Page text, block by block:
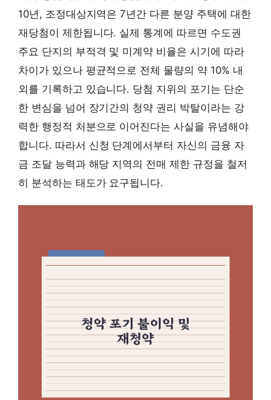
10년, 조정대상지역은 7년간 다른 분양 주택에 대한
재당첨이 제한됩니다. 실제 통계에 따르면 수도권
주요 단지의 부적격 및 미계약 비율은 시기에 따라
차이가 있으나 평균적으로 전체 물량의 약 10% 내
외를 기록하고 있습니다. 당첨 지위의 포기는 단순
한 변심을 넘어 장기간의 청약 권리 박탈이라는 강
력한 행정적 처분으로 이어진다는 사실을 유념해야
합니다. 따라서 신청 단계에서부터 자신의 금융 자
금 조달 능력과 해당 지역의 전매 제한 규정을 철저
히 분석하는 태도가 요구됩니다.